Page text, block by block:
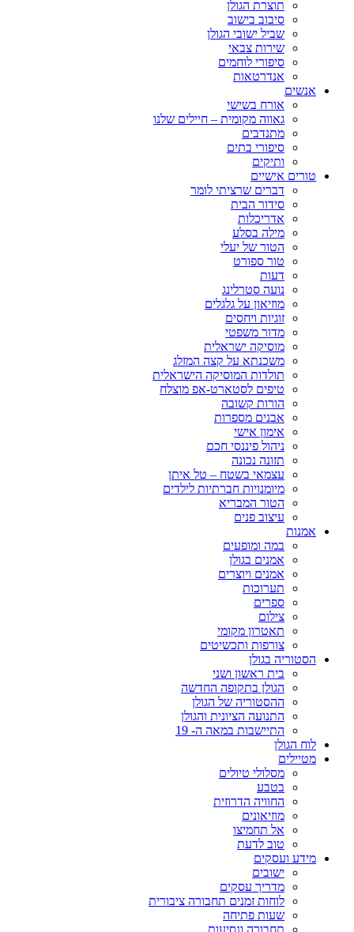
תוצרת הגולן
סיבוב בישוב
שביל ישובי הגולן
שירות צבאי
סיפורי לוחמים
אנדרטאות
אנשים
אורח בשישי
גאווה מקומית – חיילים שלנו
מתנדבים
סיפורי בתים
ותיקים
טורים אישיים
דברים שרציתי לומר
סידור הבית
אדריכלות
מילה בסלע
הטור של יעלי
טור ספורט
דעות
נועה סטרלינג
מוזיאון על גלגלים
זוגיות ויחסים
מדור משפטי
מוסיקה ישראלית
משכנתא על קצה המזלג
תולדות המוסיקה הישראלית
טיפים לסטארט-אפ מוצלח
הורות קשובה
אבנים מספרות
אימון אישי
ניהול פיננסי חכם
תזונה נכונה
עצמאי בשטח – טל איתן
מיומנויות חברתיות לילדים
הטור המבריא
עיצוב פנים
אמנות
במה ומופעים
אמנים בגולן
אמנים ויוצרים
תערוכות
ספרים
צילום
תאטרון מקומי
צורפות ותכשיטים
הסטוריה בגולן
בית ראשון ושני
הגולן בתקופה החדשה
ההסטוריה של הגולן
התנועה הציונית והגולן
התיישבות במאה ה- 19
לוח הגולן
מטיילים
מסלולי טיולים
בטבע
החוויה הדרוזית
מוזיאונים
אל תחמיצו
טוב לדעת
מידע ועסקים
ישובים
מדריך עסקים
לוחות זמנים תחבורה ציבורית
שעות פתיחה